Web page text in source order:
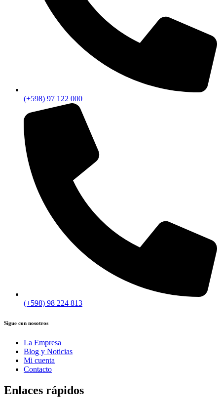
(+598) 97 122 000
(+598) 98 224 813
Sigue con nosotros
La Empresa
Blog y Noticias
Mi cuenta
Contacto
Enlaces rápidos